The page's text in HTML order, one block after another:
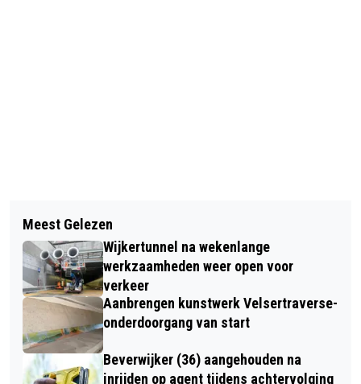
TELSTAR WINT VOOR TWEEDE KEER
OP RIJ
KUDDE OLIFANTEN BEVOLKT
OUTLETCENTRUM IN HALFWEG
Meest Gelezen
Wijkertunnel na wekenlange
werkzaamheden weer open voor
verkeer
Aanbrengen kunstwerk Velsertraverse-
onderdoorgang van start
Beverwijker (36) aangehouden na
inrijden op agent tijdens achtervolging